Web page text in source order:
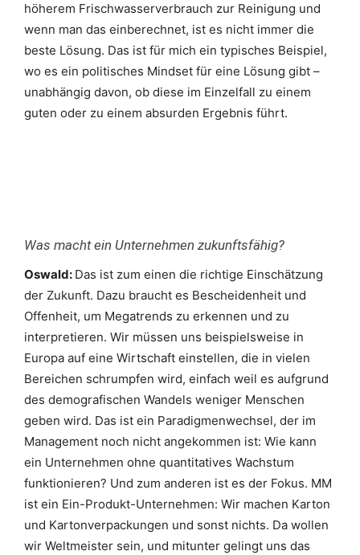
höherem Frischwasserverbrauch zur Reinigung und
wenn man das einberechnet, ist es nicht immer die
beste Lösung. Das ist für mich ein typisches Beispiel,
wo es ein politisches Mindset für eine Lösung gibt –
unabhängig davon, ob diese im Einzelfall zu einem
guten oder zu einem absurden Ergebnis führt.
Was macht ein Unternehmen zukunftsfähig?
Oswald: Das ist zum einen die richtige Einschätzung
der Zukunft. Dazu braucht es Bescheidenheit und
Offenheit, um Megatrends zu erkennen und zu
interpretieren. Wir müssen uns beispielsweise in
Europa auf eine Wirtschaft einstellen, die in vielen
Bereichen schrumpfen wird, einfach weil es aufgrund
des demografischen Wandels weniger Menschen
geben wird. Das ist ein Paradigmenwechsel, der im
Management noch nicht angekommen ist: Wie kann
ein Unternehmen ohne quantitatives Wachstum
funktionieren? Und zum anderen ist es der Fokus. MM
ist ein Ein-Produkt-Unternehmen: Wir machen Karton
und Kartonverpackungen und sonst nichts. Da wollen
wir Weltmeister sein, und mitunter gelingt uns das